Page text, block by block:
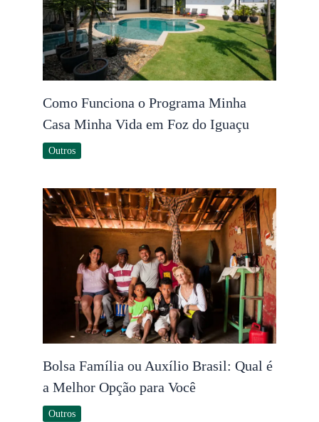
Como Funciona o Programa Minha
Casa Minha Vida em Foz do Iguaçu
Outros
Bolsa Família ou Auxílio Brasil: Qual é
a Melhor Opção para Você
Outros